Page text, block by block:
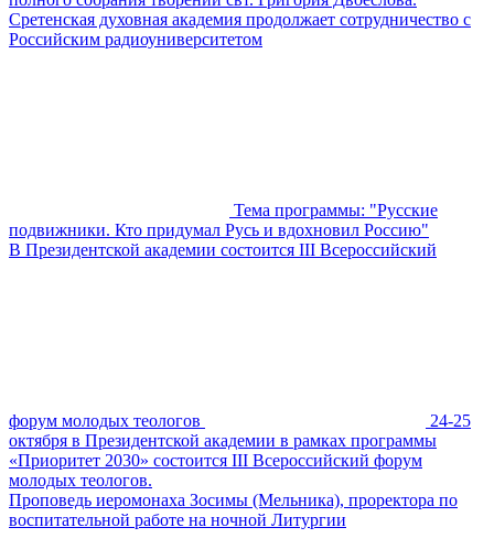
Сретенская духовная академия продолжает сотрудничество с
Российским радиоуниверситетом
Тема программы: "Русские
подвижники. Кто придумал Русь и вдохновил Россию"
В Президентской академии состоится III Всероссийский
форум молодых теологов
24-25
октября в Президентской академии в рамках программы
«Приоритет 2030» состоится III Всероссийский форум
молодых теологов.
Проповедь иеромонаха Зосимы (Мельника), проректора по
воспитательной работе на ночной Литургии